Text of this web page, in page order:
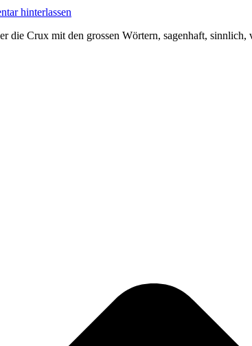
hinterlassen
die Crux mit den grossen Wörtern, sagenhaft,